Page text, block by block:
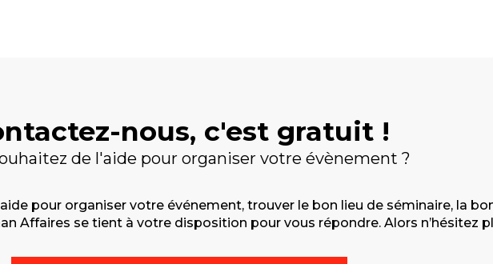
nous, c'est gratuit !
de l'aide pour organiser votre évènement ?
pour organiser votre événement, trouver le bon lieu de séminaire, la
Affaires se tient à votre disposition pour vous répondre. Alors n’hésitez